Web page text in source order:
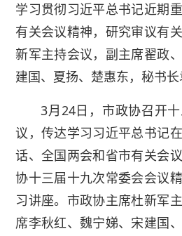
学习贯彻习近平总书记近期
有关会议精神，研究审议有
新军主持会议，副主席翟政
建国、夏扬、楚惠东，秘书长
3月24日，市政协召开
议，传达学习习近平总书记
话、全国两会和省市有关会
协十三届十九次常委会会议
习讲座。市政协主席杜新军
席李秋红、魏宁娣、宋建国